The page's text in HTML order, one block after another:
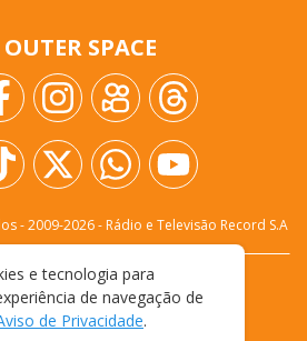
OUTER SPACE
- 2009-2026- Rádio e Televisão Record S.A
CONOSCO
PRIVACIDADE
E CONDIÇÕES DE USO
e tecnologia para
de navegação de
de Privacidade.